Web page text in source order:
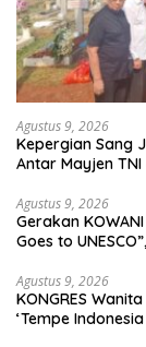
Agustus 9, 2026
Kepergian Sang
Antar Mayjen
Agustus 9, 2026
Gerakan
Goes to
Agustus 9, 2026
KONGRES
‘Tempe